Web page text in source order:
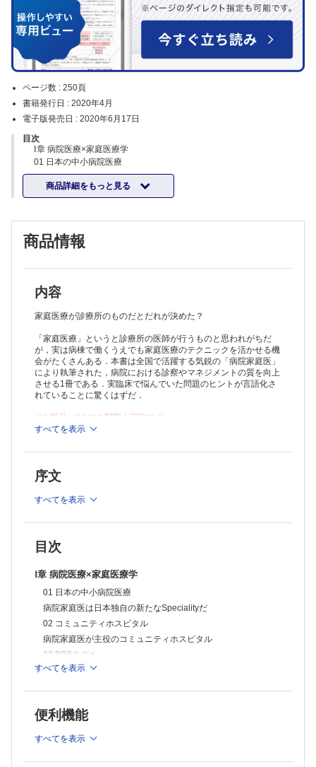
ページ数 : 250頁
書籍発行日 : 2020年4月
電子版発売日 : 2020年6月17日
目次
Ⅰ章 病院医療×家庭医療学
01 日本の中小病院医療
病院家庭医は日本独自の新たなSpecialityだ
02 コミュニティホスピタル
病院家庭医が主役のコミュニティホスピタル
04 患者中心の医療
入院中だからこそ患者の○○を大切に
06 CGA
高齢者の主病名以外もみていますか? 高齢者の再入院予防しています
か?
07 PDSAサイクル
やりにくければルールを変えよう
08 経営
「総合医が来ると赤字になる」なんて言わせない
09 臨床研究
10 EBM
診療ガイドラインを鵜呑みにしない一歩進んだエビデンスの活用
家庭医療教育のセンターはコミュニティホスピタルこそ最適だ
Ⅲ章 common disease診療に家庭医療の＋α
12 リハビリテーション
13 感染管理
ただ栄養を入れればいいってもんじゃない
15 高齢者肺炎
誤嚥性肺炎の専門家は誰なのか?
16 ポリファーマシー
薬剤師任せではない，おくすりの見直し
17 マルチモビディティ
多併存症患者の診療は，各科専門医チームと家庭医どちらがよいのか
18 認知症
コリンエステラーゼ阻害薬だけに頼らない認知症診療
せん妄にセレネース それで終わり?
21 高齢者うつ
意欲のない高齢者にできることは?
Ⅳ章 病院におけるケアと支援
自分の価値観を押し付けていませんか?
商品詳細をもっと見る
商品情報
内容
家庭医療が診療所のものだとだれが決めた？
「家庭医療」というと診療所の医師が行うものと思われがちだ
が，実は病棟で働くうえでも家庭医療のテクニックを活かせる機
会がたくさんある．本書は全国で活躍する気鋭の「病院家庭医」
により執筆された，病院における診察やマネジメントの質を向上
させる1冊である．実臨床で悩んでいた問題のヒントが言語化さ
れていることに驚くはずだ．
※本製品はPCでの閲覧も可能です。
製品のご購入後、「購入済ライセンス一覧」より、オンライン環
認ください。
最新版
すべてを表示
序文
すべてを表示
目次
Ⅰ章 病院医療×家庭医療学
01 日本の中小病院医療
病院家庭医は日本独自の新たなSpecialityだ
02 コミュニティホスピタル
病院家庭医が主役のコミュニティホスピタル
03 BPSモデル
BPSモデルは，病院での家庭医療の実践における根幹となる !
05 家族志向のケア
退院時面談に来る家族の役割は同意書にサインをするだけでは
ない
06 CGA
すべてを表示
便利機能
すべてを表示